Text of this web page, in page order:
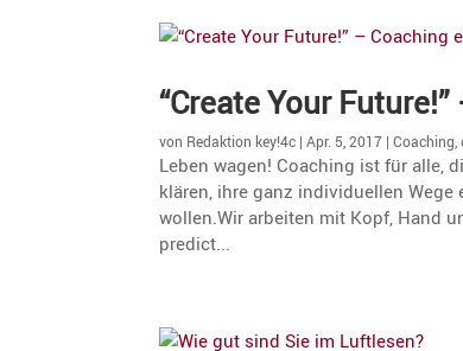
“Create Your
von Redaktion key!4c |Apr. 5, 2017 |Coaching ,
Leben wagen! Coaching ist für alle,
klären, ihre ganz individuellen
wollen.Wir arbeiten mit Kopf, Hand
predict...